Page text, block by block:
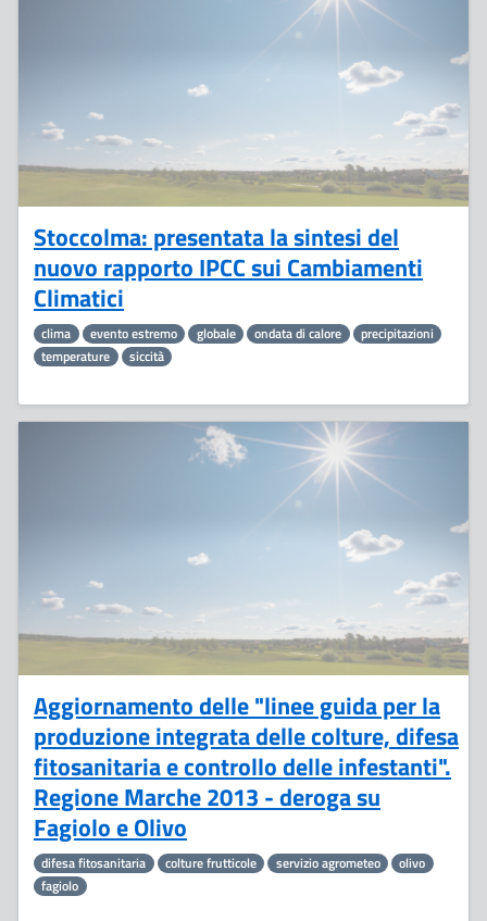
Stoccolma: presentata la sintesi del
nuovo rapporto IPCC sui Cambiamenti
Climatici
clima evento estremo globale ondata di calore
precipitazioni
temperature
siccità
Aggiornamento delle "linee guida per la
produzione integrata delle colture, difesa
fitosanitaria e controllo delle infestanti".
Regione Marche 2013 - deroga su
Fagiolo e Olivo
difesa fitosanitaria colture frutticole servizio agrometeo
olivo
fagiolo